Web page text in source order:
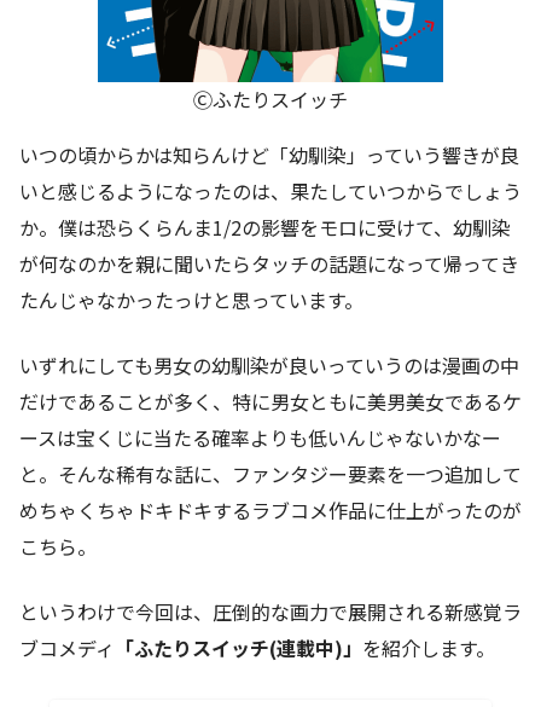
Ⓒふたりスイッチ
いつの頃からかは知らんけど「幼馴染」っていう響きが良
いと感じるようになったのは、果たしていつからでしょう
か。僕は恐らくらんま1/2の影響をモロに受けて、幼馴染
が何なのかを親に聞いたらタッチの話題になって帰ってき
たんじゃなかったっけと思っています。
いずれにしても男女の幼馴染が良いっていうのは漫画の中
だけであることが多く、特に男女ともに美男美女であるケ
ースは宝くじに当たる確率よりも低いんじゃないかなー
と。そんな稀有な話に、ファンタジー要素を一つ追加して
めちゃくちゃドキドキするラブコメ作品に仕上がったのが
こちら。
というわけで今回は、圧倒的な画力で展開される新感覚ラ
ブコメディ 「ふたりスイッチ(連載中)」 を紹介します。